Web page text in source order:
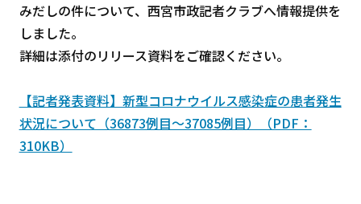
みだしの件について、西宮市政記者クラブへ情報提供を
しました。
詳細は添付のリリース資料をご確認ください。
【記者発表資料】新型コロナウイルス感染症の患者発生
状況について（36873例目～37085例目）（PDF：
310KB）